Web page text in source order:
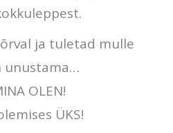
ja tuletad mulle
unustama…
OLEN!
ÜKS!